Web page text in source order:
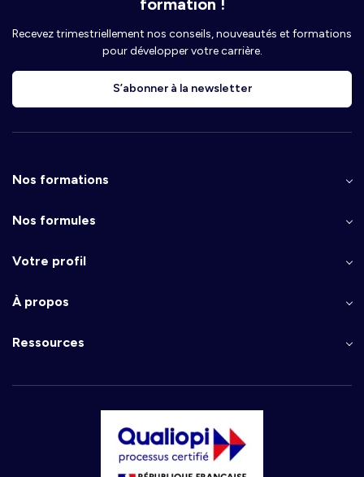
Recevez trimestriellement nos conseils, nouveautés et formations
pour développer votre carrière.
S’abonner à la newsletter
Nos formations
Nos formules
Votre profil
À propos
Ressources